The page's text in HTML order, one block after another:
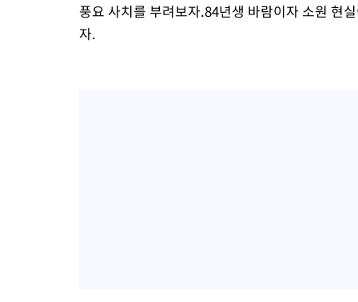
풍요 사치를 부려보자.84년생 바람이자 소원 현
자.